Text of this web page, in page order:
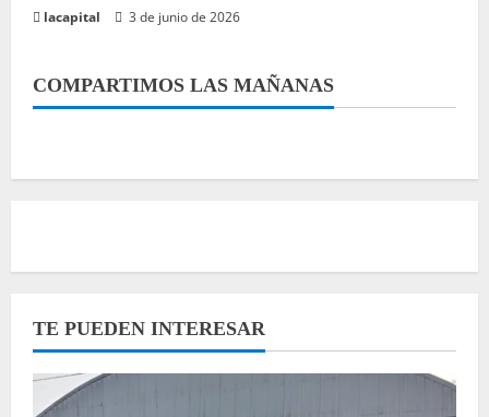
lacapital 3 de junio de 2026
COMPARTIMOS LAS MAÑANAS
TE PUEDEN INTERESAR